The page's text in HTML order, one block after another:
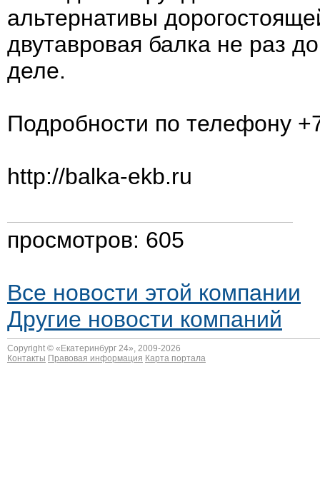
альтернативы
двутавровая балка не раз
деле.
Подробности по телефону
http://balka-ekb.ru
просмотров: 605
Все новости этой компании
Другие новости компаний
Copyright © « Екатеринбург 24», 2009-2026
Контакты Правовая информация Карта портала